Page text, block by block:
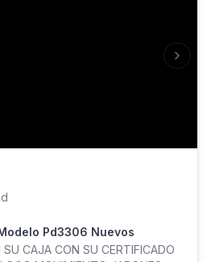
Next
Pd3306 Nuevos
SU CAJA CON SU CERTIFICADO